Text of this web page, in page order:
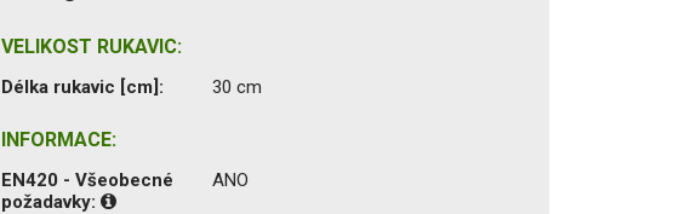
VELIKOST RUKAVIC:
Délka rukavic [cm]: 30 cm
INFORMACE:
EN420 - Všeobecné
požadavky:
ANO